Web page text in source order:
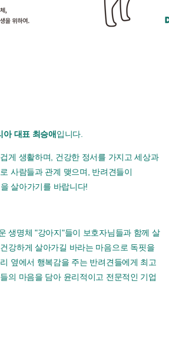
아 대표 최승애입니다.
게 생활하며, 건강한 정서를 가지고 세상과
사람들과 관계 맺으며, 반려견들이
을살아가기를 바랍니다!
생명체 "강아지"들이 보호자님들과 함께 살
강하게 살아가길 바라는 마음으로 독핏을
옆에서 행복감을 주는 반려견들에게 최고
의 마음을 담아 윤리적이고 전문적인 기업